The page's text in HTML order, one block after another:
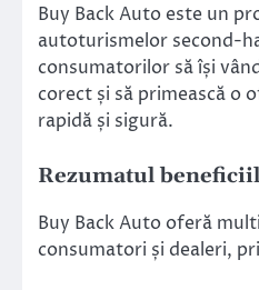
Buy Back Auto este un
autoturismelor second-
consumatorilor să își
corect și să primească o
rapidă și sigură.
Rezumatul
Buy Back Auto oferă
consumatori și dealeri,